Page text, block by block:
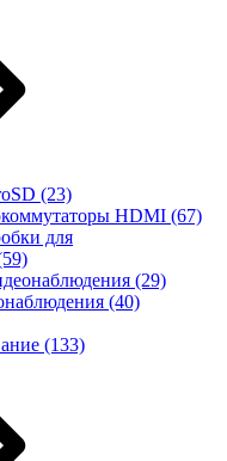
(23)
HDMI (67)
для
(29)
(40)
(133)